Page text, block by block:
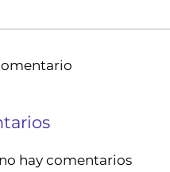
hay comentarios